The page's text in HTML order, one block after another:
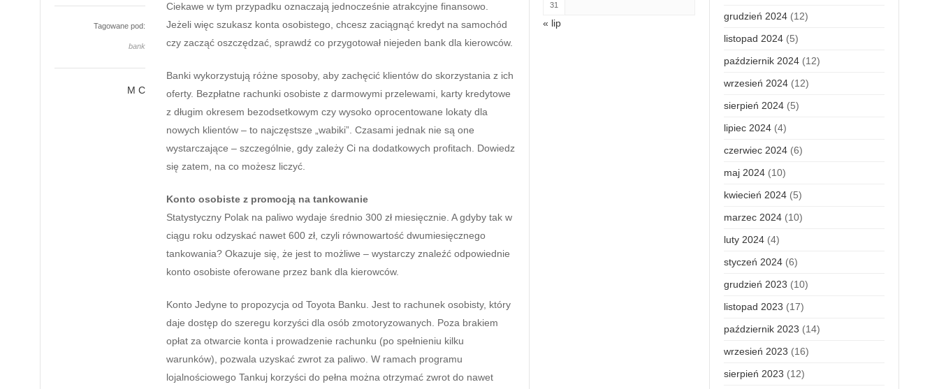
Tagowane pod:
bank
M C
Ciekawe w tym przypadku oznaczają jednocześnie atrakcyjne finansowo.
Jeżeli więc szukasz konta osobistego, chcesz zaciągnąć kredyt na samochód
czy zacząć oszczędzać, sprawdź co przygotował niejeden bank dla kierowców.
Banki wykorzystują różne sposoby, aby zachęcić klientów do skorzystania z ich
oferty. Bezpłatne rachunki osobiste z darmowymi przelewami, karty kredytowe
z długim okresem bezodsetkowym czy wysoko oprocentowane lokaty dla
nowych klientów – to najczęstsze „wabiki”. Czasami jednak nie są one
wystarczające – szczególnie, gdy zależy Ci na dodatkowych profitach. Dowiedz
się zatem, na co możesz liczyć.
Konto osobiste z promocją na tankowanie
Statystyczny Polak na paliwo wydaje średnio 300 zł miesięcznie. A gdyby tak w
ciągu roku odzyskać nawet 600 zł, czyli równowartość dwumiesięcznego
tankowania? Okazuje się, że jest to możliwe – wystarczy znaleźć odpowiednie
konto osobiste oferowane przez bank dla kierowców.
Konto Jedyne to propozycja od Toyota Banku. Jest to rachunek osobisty, który
daje dostęp do szeregu korzyści dla osób zmotoryzowanych. Poza brakiem
opłat za otwarcie konta i prowadzenie rachunku (po spełnieniu kilku
warunków), pozwala uzyskać zwrot za paliwo. W ramach programu
lojalnościowego Tankuj korzyści do pełna można otrzymać zwrot do nawet
31
« lip
grudzień 2024(12)
listopad 2024(5)
październik 2024(12)
wrzesień 2024(12)
sierpień 2024(5)
lipiec 2024(4)
czerwiec 2024(6)
maj 2024(10)
kwiecień 2024(5)
marzec 2024(10)
luty 2024(4)
styczeń 2024(6)
grudzień 2023 (10)
listopad 2023 (17)
październik 2023 (14)
wrzesień 2023 (16)
sierpień 2023 (12)